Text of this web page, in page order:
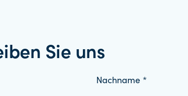
Sie uns
Nachname *